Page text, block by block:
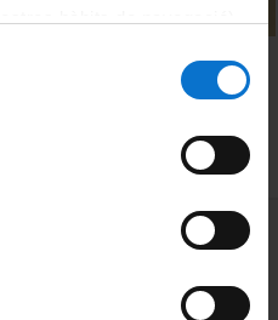
del lloc web de la
From Flies to
MENÚ PEU 1